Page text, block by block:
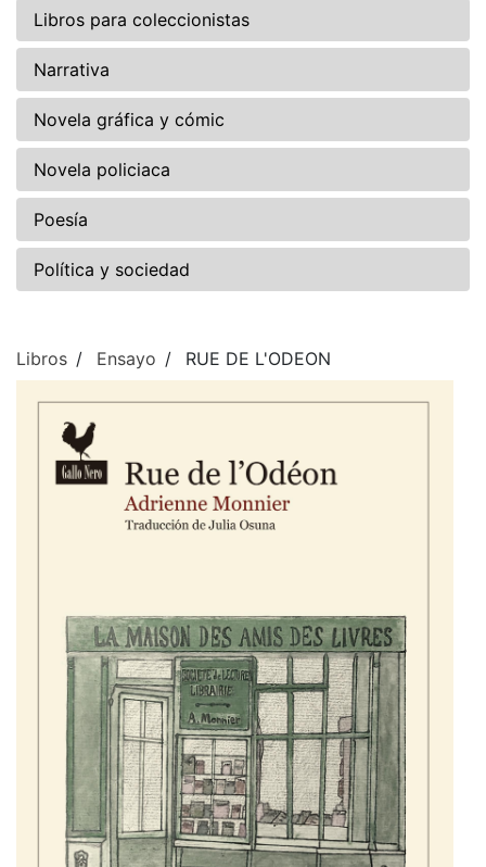
Libros para coleccionistas
Narrativa
Novela gráfica y cómic
Novela policiaca
Poesía
Política y sociedad
Libros Ensayo RUE DE L'ODEON